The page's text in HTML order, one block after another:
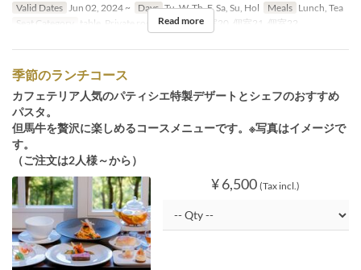
Valid Dates Jun 02, 2024 ~ Days Tu, W, Th, F, Sa, Su, Hol Meals Lunch, Tea
Seat Category
table, Private room, 個室19, 個室20, 個室21, 個室22
Read more
季節のランチコース
カフェテリア人気のパティシエ特製デザートとシェフのおすすめ
パスタ。
但馬牛を贅沢に楽しめるコースメニューです。※写真はイメージで
す。
（ご注文は2人様～から）
¥ 6,500 (Tax incl.)